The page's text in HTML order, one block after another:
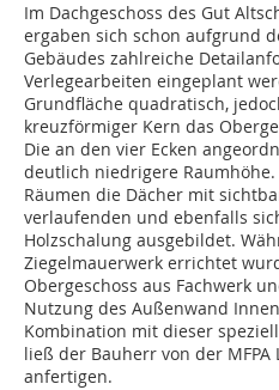
Im Dachgeschoss des Gut
ergaben sich schon aufgrund
Gebäudes zahlreiche
Verlegearbeiten eingeplant
Grundfläche quadratisch,
kreuzförmiger Kern das
Die an den vier Ecken
deutlich niedrigere
Räumen die Dächer mit
verlaufenden und ebenfalls
Holzschalung ausgebildet.
Ziegelmauerwerk errichtet
Obergeschoss aus Fachwerk
Nutzung des Außenwand
Kombination mit dieser
ließ der Bauherr von der
anfertigen.